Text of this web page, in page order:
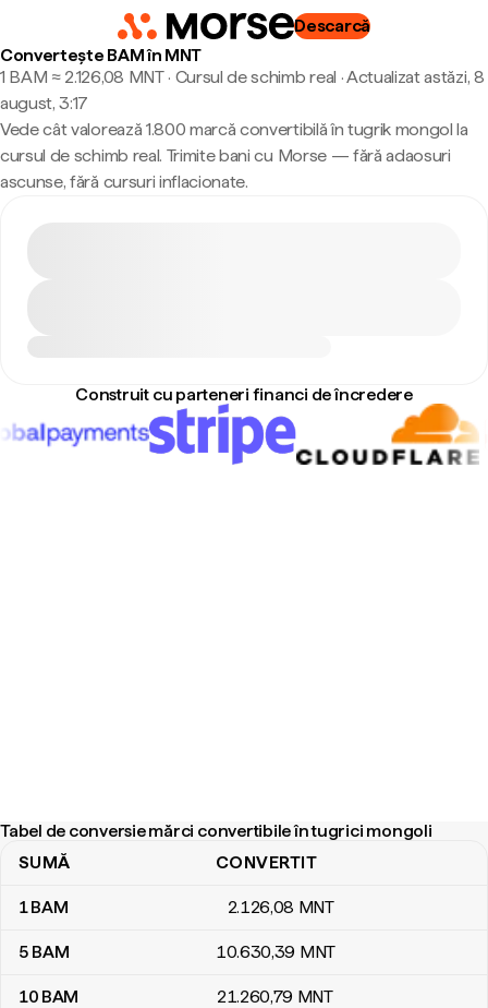
Descarcă
Convertește BAM în MNT
1 BAM ≈ 2.126,08 MNT · Cursul de schimb real ·Actualizat astăzi, 8
august, 3:17
Vede cât valorează 1.800 marcă convertibilă în tugrik mongol la
cursul de schimb real. Trimite bani cu Morse — fără adaosuri
ascunse, fără cursuri inflacionate.
Construit cu parteneri financi de încredere
Tabel de conversie mărci convertibile în tugrici mongoli
Tabel de conversie mărci convertibile în tugrici mongoli
SUMĂ CONVERTIT
1BAM 2.126,08 MNT
5 BAM 10.630,39 MNT
10 BAM 21.260,79 MNT